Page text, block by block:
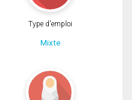
Type d'emploi
Mixte